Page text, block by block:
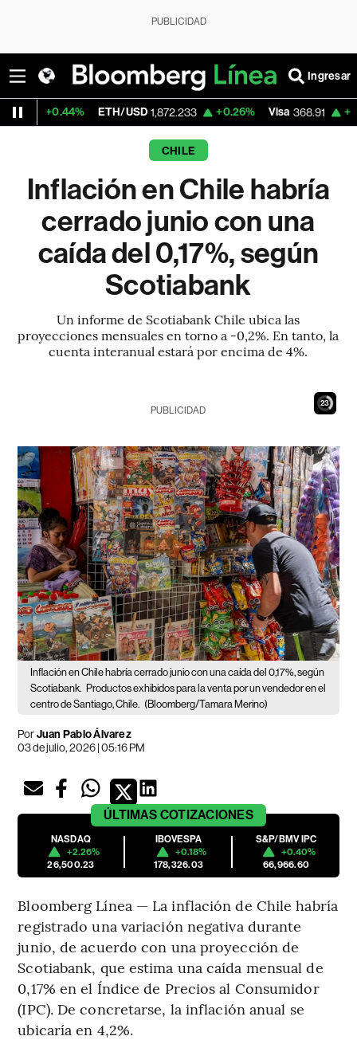
PUBLICIDAD
Ingresar
ETH/USD 1,872.233 +0.26% Visa 368.91 +0.89%
CHILE
Inflación en Chile habría
cerrado junio con una
caída del 0,17%, según
Scotiabank
Un informe de Scotiabank Chile ubica las
proyecciones mensuales en torno a -0,2%. En tanto, la
cuenta interanual estará por encima de 4%.
22
PUBLICIDAD
Inflación en Chile habría cerrado junio con una caída del 0,17%, según
Scotiabank. Productos exhibidos para la venta por un vendedor en el
centro de Santiago, Chile. (Bloomberg/Tamara Merino)
PorJuan Pablo Álvarez
03 de julio, 2026 | 05:16 PM
ÚLTIMAS COTIZACIONES
NASDAQ
+2.26%
26,500.23
IBOVESPA
+0.18%
178,326.03
S&P/BMV IPC
+0.40%
66,966.60
Bloomberg Línea — La inflación de Chile habría
registrado una variación negativa durante
junio, de acuerdo con una proyección de
Scotiabank, que estima una caída mensual de
0,17% en el Índice de Precios al Consumidor
(IPC). De concretarse, la inflación anual se
ubicaría en 4,2%.